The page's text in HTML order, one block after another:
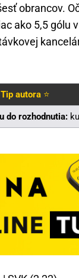
obrancov.
ako 5,5 gólu
Tip autora ⭐
do rozhodnutia: